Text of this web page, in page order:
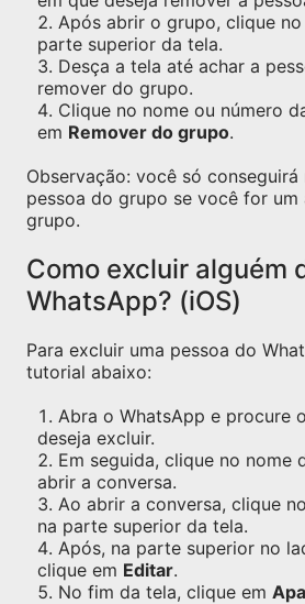
Após abrir o grupo, clique
parte superior da tela.
Desça a tela até achar a
remover do grupo.
Clique no nome ou número
em Remover do grupo.
Observação: você só conseguirá
pessoa do grupo se você for
grupo.
Como excluir alguém
WhatsApp? (iOS)
Para excluir uma pessoa do
tutorial abaixo:
Abra o WhatsApp e procure
deseja excluir.
Em seguida, clique no nome
abrir a conversa.
Ao abrir a conversa, clique
na parte superior da tela.
Após, na parte superior no
clique em Editar.
No fim da tela, clique em